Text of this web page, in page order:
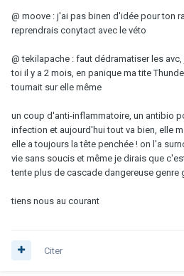
@ moove : j'ai pas binen d'idée pour ton
reprendrais conytact avec le véto
@ tekilapache : faut dédramatiser les
toi il y a 2 mois, en panique ma tite
tournait sur elle même
un coup d'anti-inflammatoire, un antibio
infection et aujourd'hui tout va bien, elle
elle a toujours la tête penchée ! on l'a
vie sans soucis et même je dirais que
tente plus de cascade dangereuse genre
tiens nous au courant
Citer